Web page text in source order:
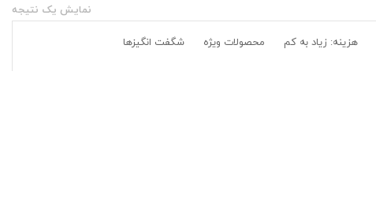
نمایش یک نتیجه
هزینه: زیاد به کم محصولات ویژه شگفت انگیزها